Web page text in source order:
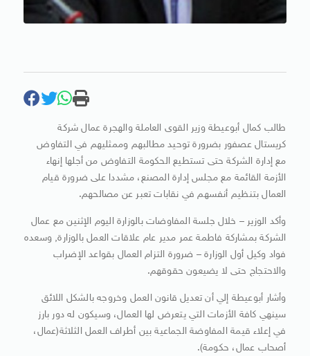
طالب كمال أبوعيطة وزير القوى العاملة والهجرة عمال شركة
كريستال عصفور بضرورة توحيد مطالبهم وممثليهم في التفاوض
مع إدارة الشركة حتى تستطيع الحكومة التفاوض من أجلها إنهاء
الأزمة القائمة مع مجلس إدارة المصنع، مشددا على ضرورة قيام
العمال بتنظيم أنفسهم في نقابات تعبر عن مصالحهم.
وأكد الوزير – خلال جلسة المفاوضات بالوزارة اليوم الإثنين مع عمال
الشركة بمشاركة فاطمة عمر مدير عام علاقات العمل بالوزارة, وسعده
فواد وكيل أول الوزارة – ضرورة التزام العمال بقواعد الإضراب
والاحتجاج حتى لا يضيعون حقوقهم.
وأشار أبوعيطة إلي أن تعديل قانون العمل وخروجه بالشكل اللائق
سينهي كافة الأزمات التي يتعرض لها العمال، وسيكون له دور بارز
في إعلاء قيمة المفاوضة الجماعية بين أطراف العمل الثلاثة(عمال،
أصحاب عمال، حكومة).